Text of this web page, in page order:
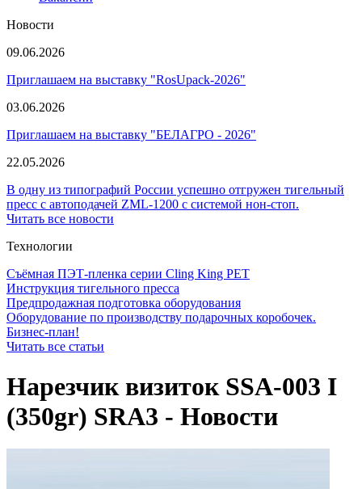
Новости
09.06.2026
Приглашаем на выставку "RosUpack-2026"
03.06.2026
Приглашаем на выставку "БЕЛАГРО - 2026"
22.05.2026
В одну из типографий России успешно отгружен тигельный
пресс с автоподачей ZML-1200 с системой нон-стоп.
Читать все новости
Технологии
Съёмная ПЭТ-пленка серии Cling King PET
Инструкция тигельного пресса
Предпродажная подготовка оборудования
Оборудование по производству подарочных коробочек.
Бизнес-план!
Читать все статьи
Нарезчик визиток SSA-003 I
(350gr) SRA3 - Новости